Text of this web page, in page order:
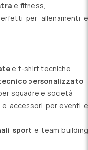
e fitness,
per allenamenti e
e t-shirt tecniche
personalizzato
squadre e società
e accessori per eventi e
sport e team building